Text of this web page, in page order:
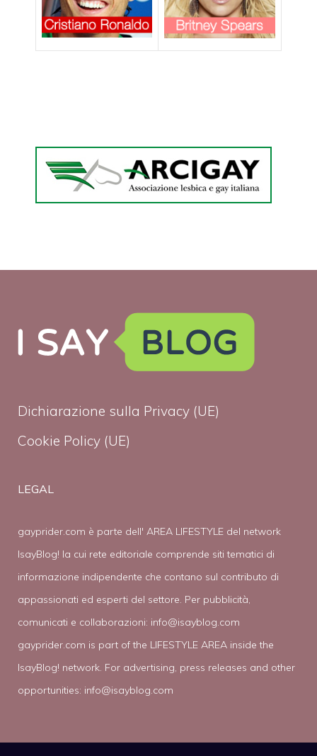
Dichiarazione sulla Privacy (UE)
Cookie Policy (UE)
LEGAL
gayprider.com è parte dell' AREA LIFESTYLE del network
IsayBlog! la cui rete editoriale comprende siti tematici di
informazione indipendente che contano sul contributo di
appassionati ed esperti del settore. Per pubblicità,
comunicati e collaborazioni: info@isayblog.com
gayprider.com is part of the LIFESTYLE AREA inside the
IsayBlog! network. For advertising, press releases and other
opportunities: info@isayblog.com